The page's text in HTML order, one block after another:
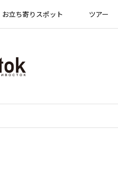
お立ち寄りスポット ツアー